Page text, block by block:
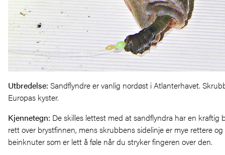
Utbredelse: Sandflyndre er vanlig nordøst i Atlanterhavet.
Europas kyster.
Kjennetegn: De skilles lettest med at sandflyndra har en kraftig
rett over brystfinnen, mens skrubbens sidelinje er mye rettere
beinknuter som er lett å føle når du stryker fingeren over den.